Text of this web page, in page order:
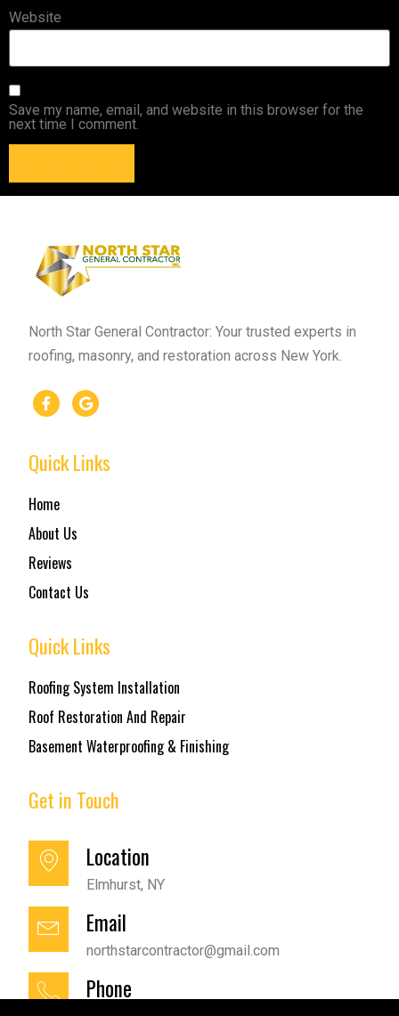
Website
Save my name, email, and website in this browser for the
next time I comment.
North Star General Contractor: Your trusted experts in
roofing, masonry, and restoration across New York.
Quick Links
Home
About Us
Reviews
Contact Us
Quick Links
Roofing System Installation
Roof Restoration And Repair
Basement Waterproofing & Finishing
Get in Touch
Location
Elmhurst, NY
Email
northstarcontractor@gmail.com
Phone